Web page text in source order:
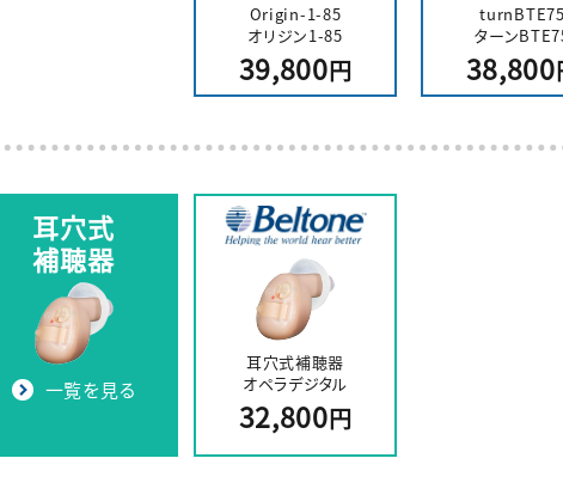
Origin-1-85
オリジン1-85
39,800円
turnBTE75
ターン
38,800
耳穴式
補聴器
一覧を見る
耳穴式補聴器
オペラデジタル
32,800円